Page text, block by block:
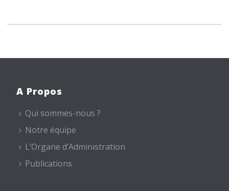
A Propos
Qui sommes-nous ?
Notre équipe
L’Organe d’Administration
Publications